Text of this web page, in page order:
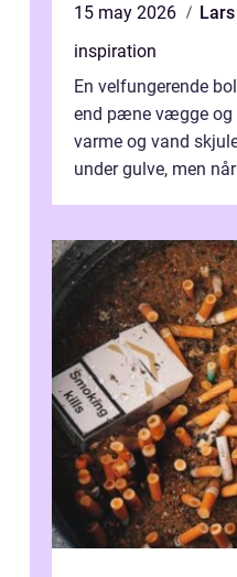
15 may 2026
inspiration
En velfungerende
end pæne vægge og
varme og vand
under gulve, men